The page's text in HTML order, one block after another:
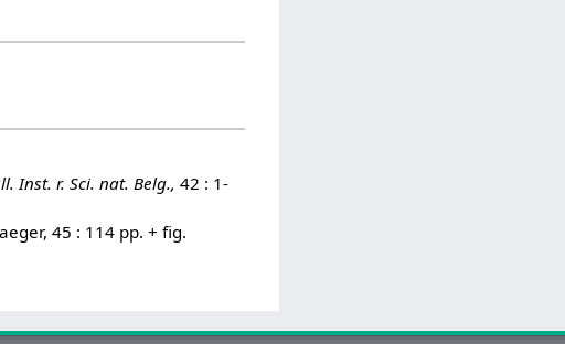
Inst. r. Sci. nat. Belg., 42 : 1-
45 : 114 pp. + fig.